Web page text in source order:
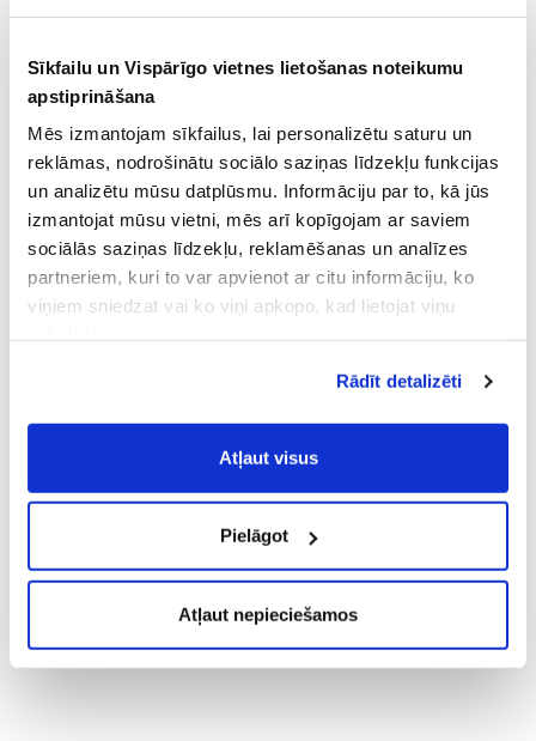
Sīkfailu un Vispārīgo vietnes lietošanas noteikumu
apstiprināšana
Mēs izmantojam sīkfailus, lai personalizētu saturu un
reklāmas, nodrošinātu sociālo saziņas līdzekļu funkcijas
un analizētu mūsu datplūsmu. Informāciju par to, kā jūs
izmantojat mūsu vietni, mēs arī kopīgojam ar saviem
sociālās saziņas līdzekļu, reklamēšanas un analīzes
partneriem, kuri to var apvienot ar citu informāciju, ko
viņiem sniedzat vai ko viņi apkopo, kad lietojat viņu
Vispārīgiem vietnes lietošanas
noteikumiem(saīsināti - VVLN).
Rādīt detalizēti
Atļaut visus
Pielāgot
Atļaut nepieciešamos